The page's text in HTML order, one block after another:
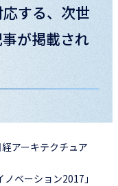
する、次世
が掲載され
アーキテクチュア
ベーション2017」